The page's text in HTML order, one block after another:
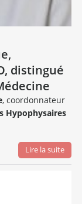
distingué
, coordonnateur
Hypophysaires
Lire la suite